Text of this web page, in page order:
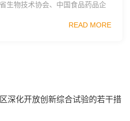
生物技术协会、中国食品药品企
士日内瓦长寿科学...
READ MORE
深化开放创新综合试验的若干措